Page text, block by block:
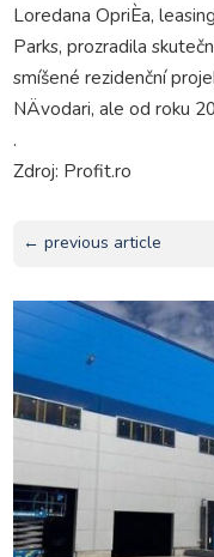
Loredana OpriÈa,
Parks, prozradila
smíšené rezidenční
NÄvodari, ale od roku
.
Zdroj: Profit.ro
← previous article